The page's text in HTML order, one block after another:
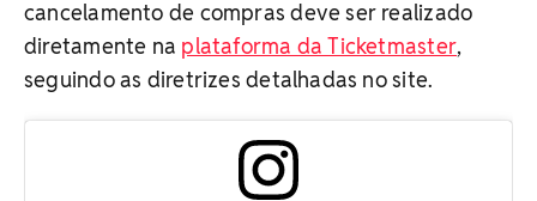
cancelamento de compras deve ser realizado
diretamente na plataforma da Ticketmaster,
seguindo as diretrizes detalhadas no site.